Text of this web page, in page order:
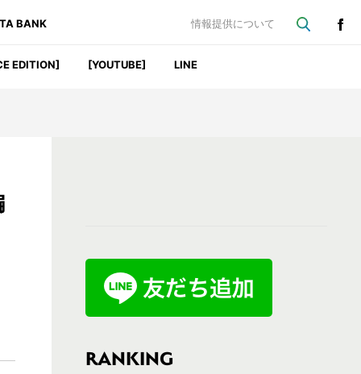
BANK 情報提供について
EDITION] [YOUTUBE] LINE
サ
イ
バ
RANKING